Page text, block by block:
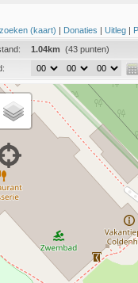
(kaart) | Donaties | Uitleg |
1.04km
(43 punten)